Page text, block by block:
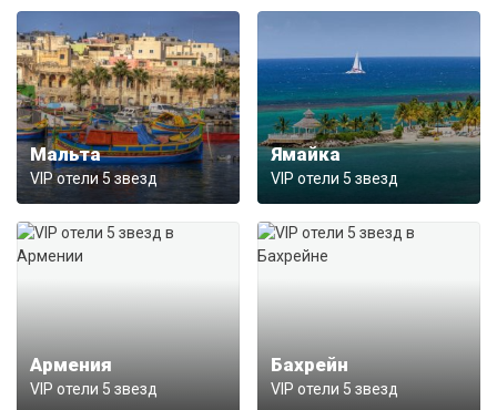
Мальта
VIP отели 5 звезд
Ямайка
VIP отели 5 звезд
Армения
VIP отели 5 звезд
Бахрейн
VIP отели 5 звезд